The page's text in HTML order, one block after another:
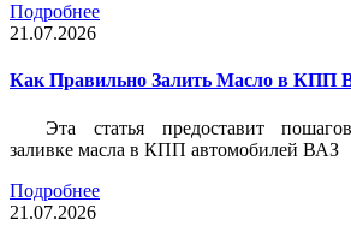
Подробнее
21.07.2026
Как Правильно Залить Масло в КПП
Эта статья предоставит
заливке масла в КПП автомобилей ВАЗ
Подробнее
21.07.2026